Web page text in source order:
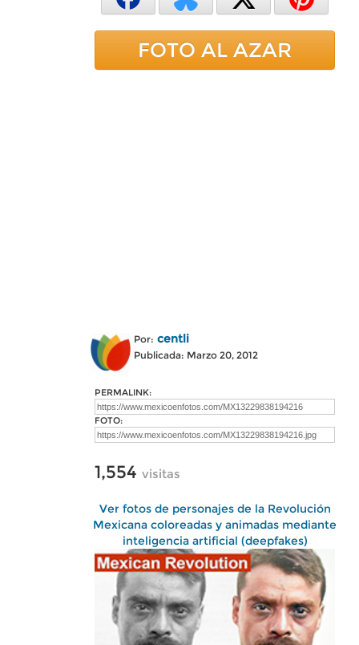
FOTO AL AZAR
Por: centli
Publicada: Marzo 20, 2012
PERMALINK:
FOTO:
1,554 visitas
Ver fotos de personajes de la Revolución
Mexicana coloreadas y animadas mediante
inteligencia artificial (deepfakes)